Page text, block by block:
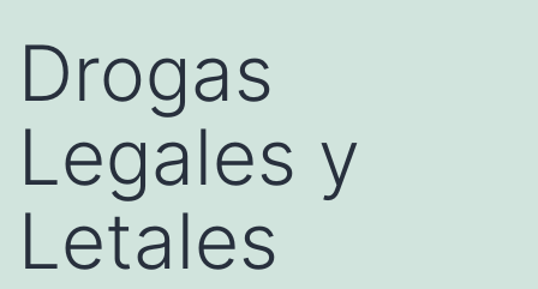
Drogas
Legales y
Letales